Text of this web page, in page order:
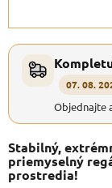
07. 08.
Objednajte
Stabilný,
priemyselný
prostredia!